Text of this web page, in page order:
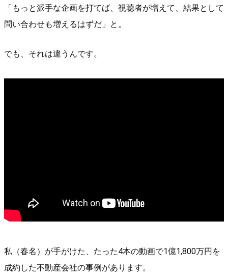
「もっと派手な企画を打てば、視聴者が増えて、結果として
問い合わせも増えるはずだ」と。
でも、それは違うんです。
私（春名）が手がけた、たった4本の動画で1億1,800万円を
成約した不動産会社の事例があります。